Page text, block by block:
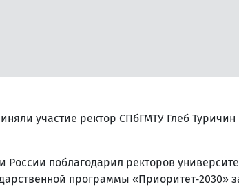
участие ректор СПбГМТУ Глеб
России поблагодарил ректоров
программы «Приоритет‑2030»